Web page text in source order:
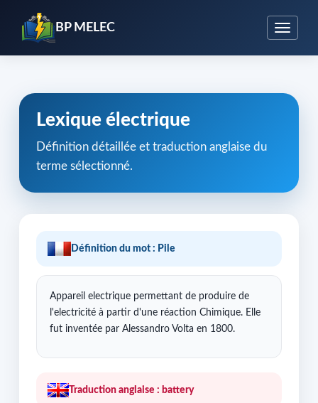
BP MELEC
Lexique électrique
Définition détaillée et traduction anglaise du
terme sélectionné.
Définition du mot : Pile
Appareil electrique permettant de produire de
l'electricité à partir d'une réaction Chimique. Elle
fut inventée par Alessandro Volta en 1800.
Traduction anglaise : battery